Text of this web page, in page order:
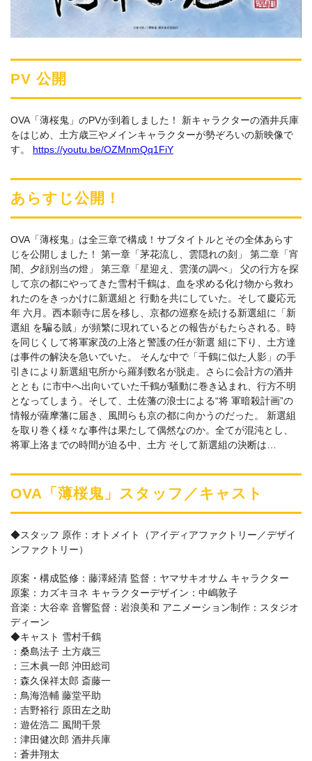
PV 公開
OVA「薄桜鬼」のPVが到着しました！ 新キャラクターの酒井兵庫
をはじめ、土方歳三やメインキャラクターが勢ぞろいの新映像で
す。 https://youtu.be/OZMnmQq1FiY
あらすじ公開！
OVA「薄桜鬼」は全三章で構成！サブタイトルとその全体あらす
じを公開しました！ 第一章「茅花流し、雲隠れの刻」 第二章「宵
闇、夕顔別当の燈」 第三章「星迎え、雲漢の調べ」 父の行方を探
して京の都にやってきた雪村千鶴は、血を求める化け物から救わ
れたのをきっかけに新選組と 行動を共にしていた。そして慶応元
年 六月。西本願寺に居を移し、京都の巡察を続ける新選組に「新
選組 を騙る賊」が頻繁に現れているとの報告がもたらされる。時
を同じくして将軍家茂の上洛と警護の任が新選 組に下り、土方達
は事件の解決を急いでいた。 そんな中で「千鶴に似た人影」の手
引きにより新選組屯所から羅刹数名が脱走。さらに会計方の酒井
ととも に市中へ出向いていた千鶴が騒動に巻き込まれ、行方不明
となってしまう。そして、土佐藩の浪士による“将 軍暗殺計画”の
情報が薩摩藩に届き、風間らも京の都に向かうのだった。 新選組
を取り巻く様々な事件は果たして偶然なのか。全てが混沌とし、
将軍上洛までの時間が迫る中、土方 そして新選組の決断は…
OVA「薄桜鬼」スタッフ／キャスト
◆スタッフ 原作：オトメイト（アイディアファクトリー／デザイ
ンファクトリー）
原案・構成監修：藤澤経清 監督：ヤマサキオサム キャラクター
原案：カズキヨネ キャラクターデザイン：中嶋敦子
音楽：大谷幸 音響監督：岩浪美和 アニメーション制作：スタジオ
ディーン
◆キャスト 雪村千鶴
：桑島法子 土方歳三
：三木眞一郎 沖田総司
：森久保祥太郎 斎藤一
：鳥海浩輔 藤堂平助
：吉野裕行 原田左之助
：遊佐浩二 風間千景
：津田健次郎 酒井兵庫
：蒼井翔太